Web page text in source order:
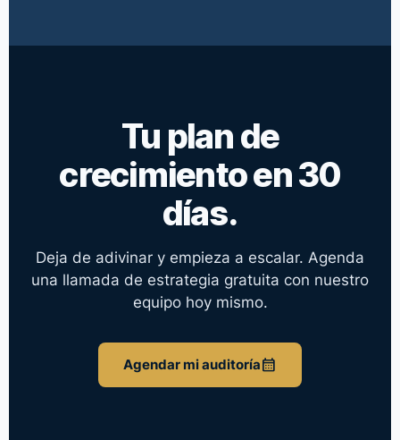
Tu plan de
crecimiento en 30
días.
Deja de adivinar y empieza a escalar. Agenda
una llamada de estrategia gratuita con nuestro
equipo hoy mismo.
Agendar mi auditoríacalendar_month